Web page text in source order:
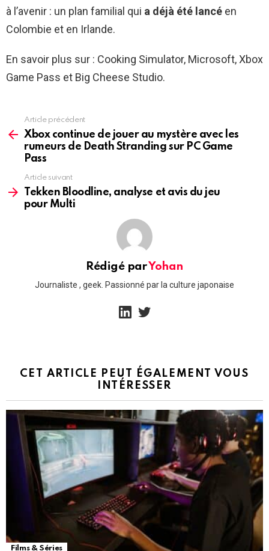
à l’avenir : un plan familial qui a déjà été lancé en
Colombie et en Irlande.
En savoir plus sur : Cooking Simulator, Microsoft, Xbox
Game Pass et Big Cheese Studio.
more
Article précédent
Xbox continue de jouer au mystère avec les
rumeurs de Death Stranding sur PC Game
Pass
Article suivant
Tekken Bloodline, analyse et avis du jeu
pour Multi
Rédigé parYohan
Journaliste , geek. Passionné par la culture japonaise
linkedin
CET ARTICLE PEUT ÉGALEMENT VOUS
INTÉRESSER
Films & Séries